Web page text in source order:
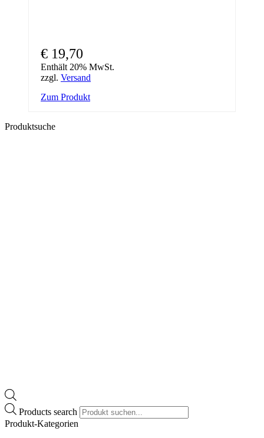
€ 19,70
Enthält 20% MwSt.
zzgl. Versand
Zum Produkt
Produktsuche
Products search
Produkt-Kategorien